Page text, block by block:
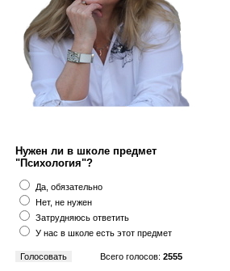
Нужен ли в школе предмет
"Психология"?
Да, обязательно
Нет, не нужен
Затрудняюсь ответить
У нас в школе есть этот предмет
Всего голосов: 2555